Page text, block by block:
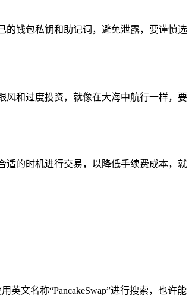
的钱包私钥和助记词，避免泄露，要谨慎选
风和过度投资，就像在大海中航行一样，要
适的时机进行交易，以降低手续费成本，就
文名称“PancakeSwap”进行搜索，也许能